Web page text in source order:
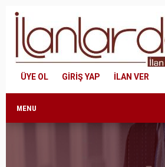
ÜYE OL GİRİŞ YAP İLAN VER
MENU